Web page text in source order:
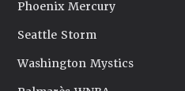
Phoenix Mercury
Seattle Storm
Washington Mystics